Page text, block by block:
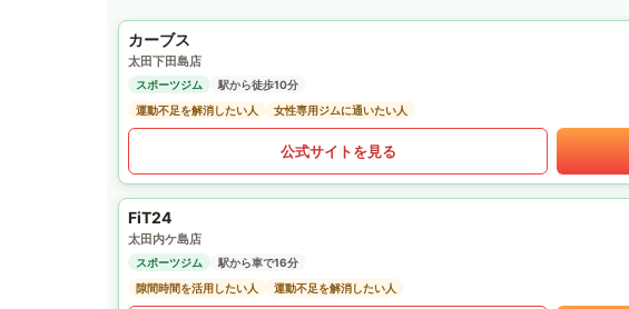
カーブス
太田下田島店
スポーツジム
駅から徒歩10分
運動不足を解消したい人
女性専用ジムに通いたい人
公式サイトを見る
FiT24
太田内ケ島店
スポーツジム
駅から車で16分
隙間時間を活用したい人
運動不足を解消したい人